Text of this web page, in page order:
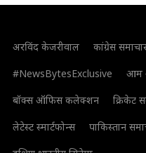
अरविंद केजरीवाल कांग्रेस
#NewsBytesExclusive
आम
बॉक्स ऑफिस कलेक्शन
क्रिकेट
लेटेस्ट स्मार्टफोन्स
पाकिस्तान